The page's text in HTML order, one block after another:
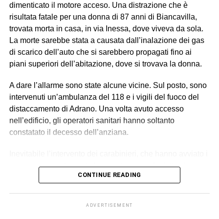
presentazione alla polizia giudiziaria) eseguivano gli
ordini e svolgevano funzioni di controllo sul campo,
vigilando sull’attività dei lavoratori, imponendo ritmi e
carichi sproporzionati con “modalità intimidatorie”. Erano
loro a gestire anche l’alloggio fatiscente (privo di luce e
acqua) imposto ai lavoratori, trattenendone le somme
allontanarli se non avessero accettato tali condizioni,
contribuendo così a mantenere le condizioni di
sfruttamento e dipendenza economica e abitativa.
© RIPRODUZIONE RISERVATA
dimenticato il motore acceso. Una distrazione che è
risultata fatale per una donna di 87 anni di Biancavilla,
trovata morta in casa, in via Inessa, dove viveva da sola.
La morte sarebbe stata a causata dall’inalazione dei gas
di scarico dell’auto che si sarebbero propagati fino ai
piani superiori dell’abitazione, dove si trovava la donna.
A dare l’allarme sono state alcune vicine. Sul posto, sono
intervenuti un’ambulanza del 118 e i vigili del fuoco del
distaccamento di Adrano. Una volta avuto accesso
nell’edificio, gli operatori sanitari hanno soltanto
constatato il decesso dell’anziana.
necessari accertamenti. La ricostruzione dei fatti, al
momento, suggerisce l’ipotesi della disgrazia: il motore
CONTINUE READING
ADVERTISEMENT